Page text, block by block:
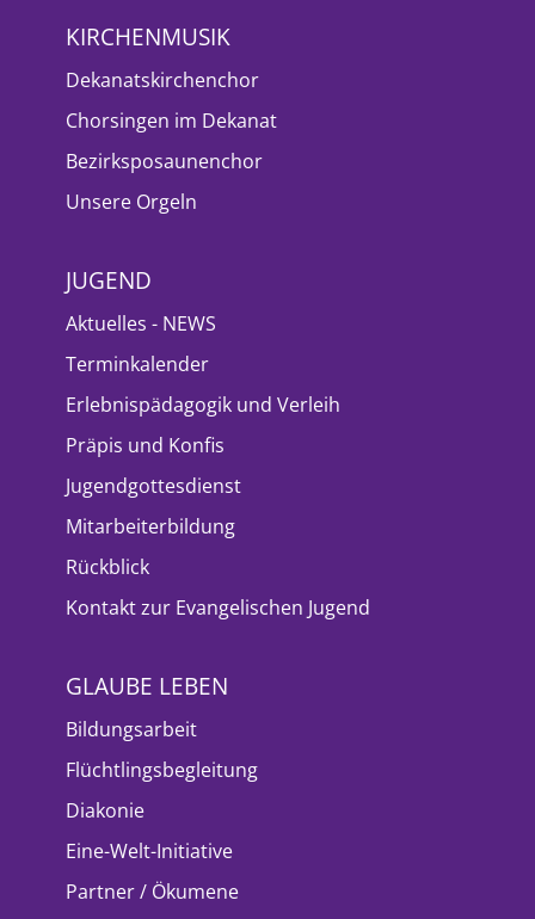
KIRCHENMUSIK
Dekanatskirchenchor
Chorsingen im Dekanat
Bezirksposaunenchor
Unsere Orgeln
JUGEND
Aktuelles - NEWS
Terminkalender
Erlebnispädagogik und Verleih
Präpis und Konfis
Jugendgottesdienst
Mitarbeiterbildung
Rückblick
Kontakt zur Evangelischen Jugend
GLAUBE LEBEN
Bildungsarbeit
Flüchtlingsbegleitung
Diakonie
Eine-Welt-Initiative
Partner / Ökumene